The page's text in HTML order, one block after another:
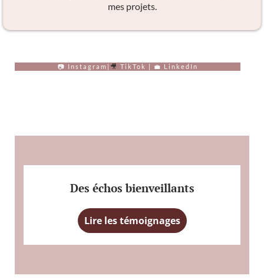
mes projets.
📷 Instagram | 🎥 TikTok | 💼 LinkedIn
Des échos bienveillants
Lire les témoignages